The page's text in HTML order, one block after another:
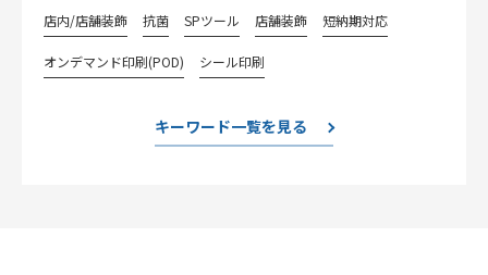
店内/店舗装飾 抗菌 SPツール 店舗装飾 短納期対応
オンデマンド印刷(POD) シール印刷
キーワード一覧を見る